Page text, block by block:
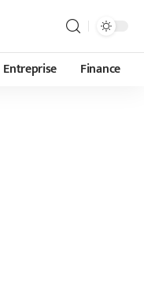
Entreprise Finance